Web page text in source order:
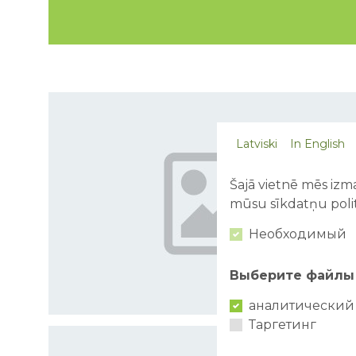
Latviski In English
Šajā vietnē mēs
mūsu sīkdatņu
Необходимый
Выберите файлы
аналитический
Таргетинг